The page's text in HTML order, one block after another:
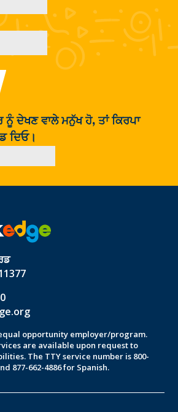
ਦੇਖਣ ਵਾਲੇ ਮਨੁੱਖ ਹੋ, ਤਾਂ ਕਿਰਪਾ
ਦਿਓ।
opportunity employer/program.
are available upon request to
The TTY service number is 800-
877-662-4886 for Spanish.